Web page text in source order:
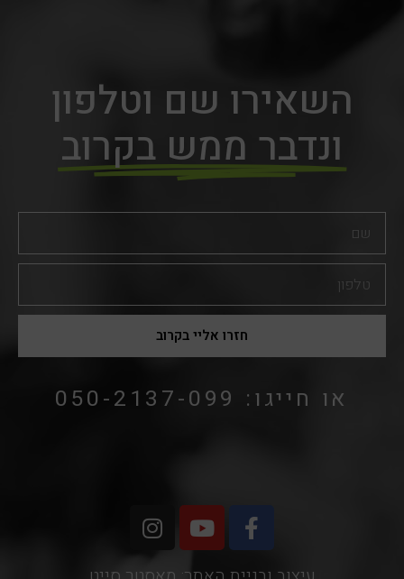
השאירו שם וטלפון
ונדבר ממש בקרוב
חזרו אליי בקרוב
או חייגו: 050-2137-099
F
a
c
Y
o
u
I
n
s